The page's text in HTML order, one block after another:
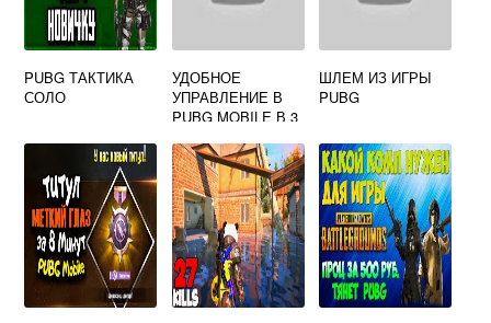
PUBG ТАКТИКА
СОЛО
УДОБНОЕ
УПРАВЛЕНИЕ В
PUBG MOBILE В 3
ШЛЕМ ИЗ ИГРЫ
PUBG